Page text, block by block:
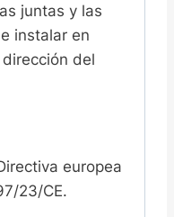
juntas y las
instalar en
del
europea
23/CE.